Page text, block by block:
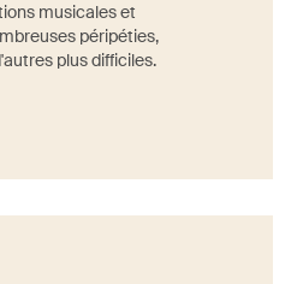
musicales et
péripéties,
plus difficiles.